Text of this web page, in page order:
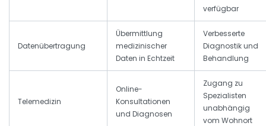
verfügbar
Datenübertragung
Übermittlung
medizinischer
Daten in Echtzeit
Verbesserte
Diagnostik und
Behandlung
Telemedizin
Online-
Konsultationen
und Diagnosen
Zugang zu
Spezialisten
unabhängig
vom Wohnort